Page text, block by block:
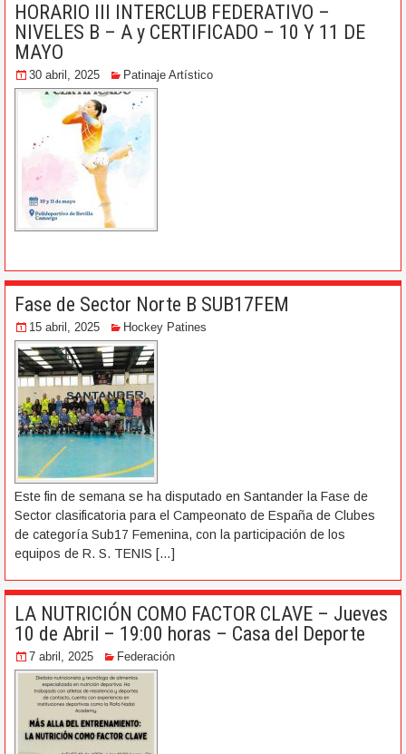
HORARIO III INTERCLUB FEDERATIVO –
NIVELES B – A y CERTIFICADO – 10 Y 11 DE
MAYO
30 abril, 2025 Patinaje Artístico
Fase de Sector Norte B SUB17FEM
15 abril, 2025 Hockey Patines
Este fin de semana se ha disputado en Santander la Fase de
Sector clasificatoria para el Campeonato de España de Clubes
de categoría Sub17 Femenina, con la participación de los
equipos de R. S. TENIS […]
LA NUTRICIÓN COMO FACTOR CLAVE – Jueves
10 de Abril – 19:00 horas – Casa del Deporte
7 abril, 2025 Federación